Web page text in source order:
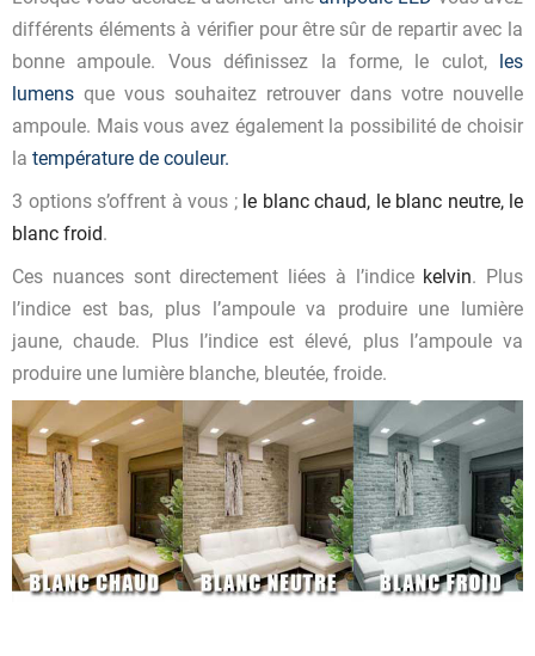
différents éléments à vérifier pour être sûr de repartir avec la
bonne ampoule. Vous définissez la forme, le culot, les
lumens que vous souhaitez retrouver dans votre nouvelle
ampoule. Mais vous avez également la possibilité de choisir
la température de couleur.
3 options s’offrent à vous ; le blanc chaud, le blanc neutre, le
blanc froid.
Ces nuances sont directement liées à l’indice kelvin. Plus
l’indice est bas, plus l’ampoule va produire une lumière
jaune, chaude. Plus l’indice est élevé, plus l’ampoule va
produire une lumière blanche, bleutée, froide.